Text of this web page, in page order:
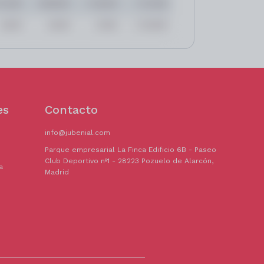
Contacto
info@jubenial.com
Parque empresarial La Finca Edificio 6B - Paseo
Club Deportivo nº1 - 28223 Pozuelo de Alarcón,
Madrid